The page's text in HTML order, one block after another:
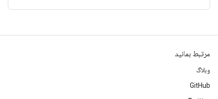
مرتبط بمانید
وبلاگ
GitHub